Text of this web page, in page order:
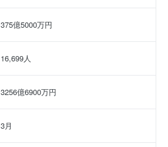
375億5000万円
16,699人
3256億6900万円
3月